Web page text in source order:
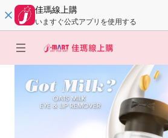
佳瑪線上購
いますぐ公式アプリを使用する